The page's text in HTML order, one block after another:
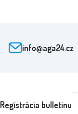
info@aga24.cz
Registrácia bulletinu